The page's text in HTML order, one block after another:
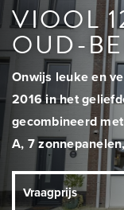
VIOOL
OUD-
Onwijs leuke en
2016 in het
gecombineerd
A, 7
Vraagprijs